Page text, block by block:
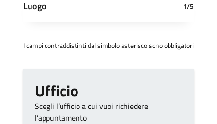
Luogo 1/5
I campi contraddistinti dal simbolo asterisco sono obbligatori
Ufficio
Scegli l’ufficio a cui vuoi richiedere
l’appuntamento